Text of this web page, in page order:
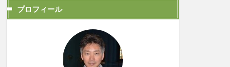
プロフィール